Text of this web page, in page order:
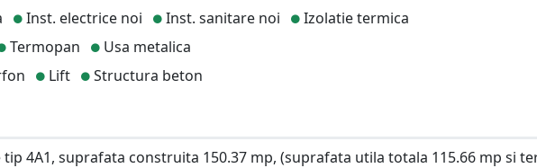
Inst. electrice noi Inst. sanitare noi
Izolatie termica
Termopan
Usa metalica
Lift Structura beton
4A1, suprafata construita 150.37 mp, (suprafata utila totala 115.66 mp si